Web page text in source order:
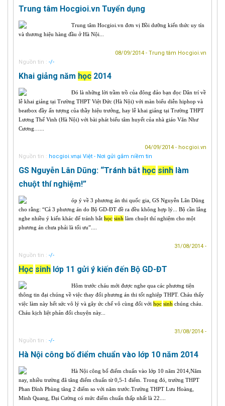
Trung tâm Hocgioi.vn Tuyển dụng
Trung tâm Hocgioi.vn đơn vị Bồi dưỡng kiến thức uy tín
và thương hiệu hàng đầu ở Hà Nội...
08/09/2014 - Trung tâm Hocgioi.vn
Nguồn tin : -/-
Khai giảng năm học 2014
Đó là những lời trầm trồ của đông đảo bạn đọc Dân trí về
lễ khai giảng tại Trường THPT Việt Đức (Hà Nội) với màn biểu diễn hiphop và
beatbox đầy ấn tượng của thầy hiệu trưởng, hay lễ khai giảng tại Trường THPT
Lương Thế Vinh (Hà Nội) với bài phát biểu tâm huyết của nhà giáo Văn Như
Cương…...
04/09/2014 - hocgioi.vn
Nguồn tin : hocgioi.vnại Việt - Nơi gửi gắm niềm tin
GS Nguyễn Lân Dũng: “Tránh bắt học sinh làm
chuột thí nghiệm!”
óp ý về 3 phương án thi quốc gia, GS Nguyễn Lân Dũng
cho rằng: “Cả 3 phương án do Bộ GD-ĐT đề ra đều không hợp lý... Bộ cần lắng
nghe nhiều ý kiến khác để tránh bắt học sinh làm chuột thí nghiệm cho một
phương án chưa phải là tối ưu”....
31/08/2014 -
Nguồn tin : -/-
Học sinh lớp 11 gửi ý kiến đến Bộ GD-ĐT
Hôm trước cháu mới được nghe qua các phương tiện
thông tin đại chúng về việc thay đổi phương án thi tốt nghiệp THPT. Cháu thấy
việc làm này hết sức vô lý và gây ức chế vô cùng đối với học sinh chúng cháu.
Cháu kịch liệt phản đối chuyện này...
31/08/2014 -
Nguồn tin : -/-
Hà Nội công bố điểm chuẩn vào lớp 10 năm 2014
Hà Nội công bố điểm chuẩn vào lớp 10 năm 2014,Năm
nay, nhiều trường đã tăng điểm chuẩn từ 0,5-1 điểm. Trong đó, trường THPT
Phan Đình Phùng tăng 2 điểm so với năm trước.Trường THPT Lưu Hoàng,
Minh Quang, Đại Cường có mức điểm chuẩn thấp nhất là 22....